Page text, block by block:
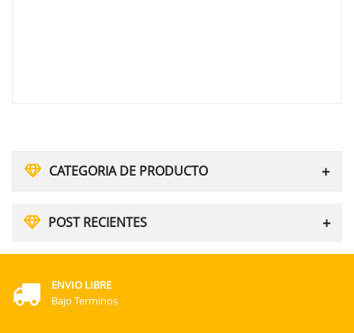
CATEGORIA DE PRODUCTO
POST RECIENTES
ENVIO LIBRE
Bajo Terminos